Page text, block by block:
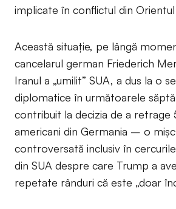
implicate în conflictul din Orientul
Această situație, pe lângă
cancelarul german Friederich
Iranul a „umilit” SUA, a dus la o
diplomatice în următoarele
contribuit la decizia de a retrage
americani din Germania – o
controversată inclusiv în
din SUA despre care Trump a
repetate rânduri că este „doar